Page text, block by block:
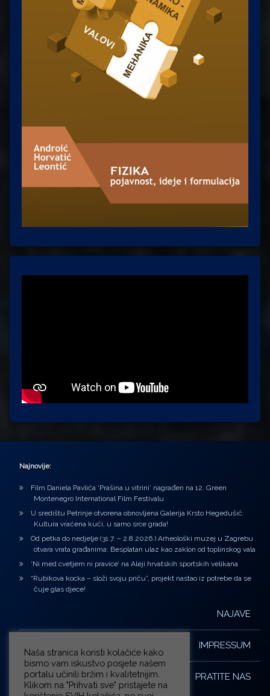
Najnovije:
Film Daniela Pavlića ‘Prašina u vitrini’ nagrađen na 12. Green
Montenegro International Film Festivalu
U središtu Petrinje otvorena obnovljena Galerija Krsto Hegedušić:
Kultura vraćena kući, u samo srce grada!
Od petka do nedjelje (31.7. – 2.8.2026.) Arheološki muzej u Zagrebu
otvara vrata građanima: Besplatan ulaz kao zaklon od toplinskog vala
‘Ni med cvetjem ni pravice’ na Aleji hrvatskih sportskih velikana
“Rubikova kocka – složi svoju priču”, projekt nastao iz potrebe da se
čuje glas djece!
NAJAVE
IMPRESSUM
PRATITE NAS
Naša stranica koristi kolačiće kako
bismo vam iskustvo posjete našem
portalu učinili bržim i kvalitetnijim.
Klikom na "Prihvati sve" pristajete na